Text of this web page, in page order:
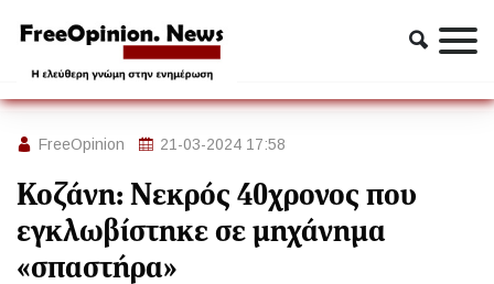
Ελλαδα
Κοζάνη: Νεκρός 40χρονος που εγκλωβίστηκε σε μηχάνημα
«σπαστήρα»
FreeOpinion 21-03-2024 17:58
Κοζάνη: Νεκρός 40χρονος που
εγκλωβίστηκε σε μηχάνημα
«σπαστήρα»